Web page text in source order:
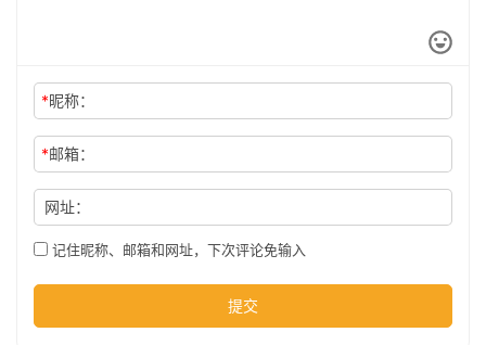
*昵称：
*邮箱：
网址：
记住昵称、邮箱和网址，下次评论免输入
提交